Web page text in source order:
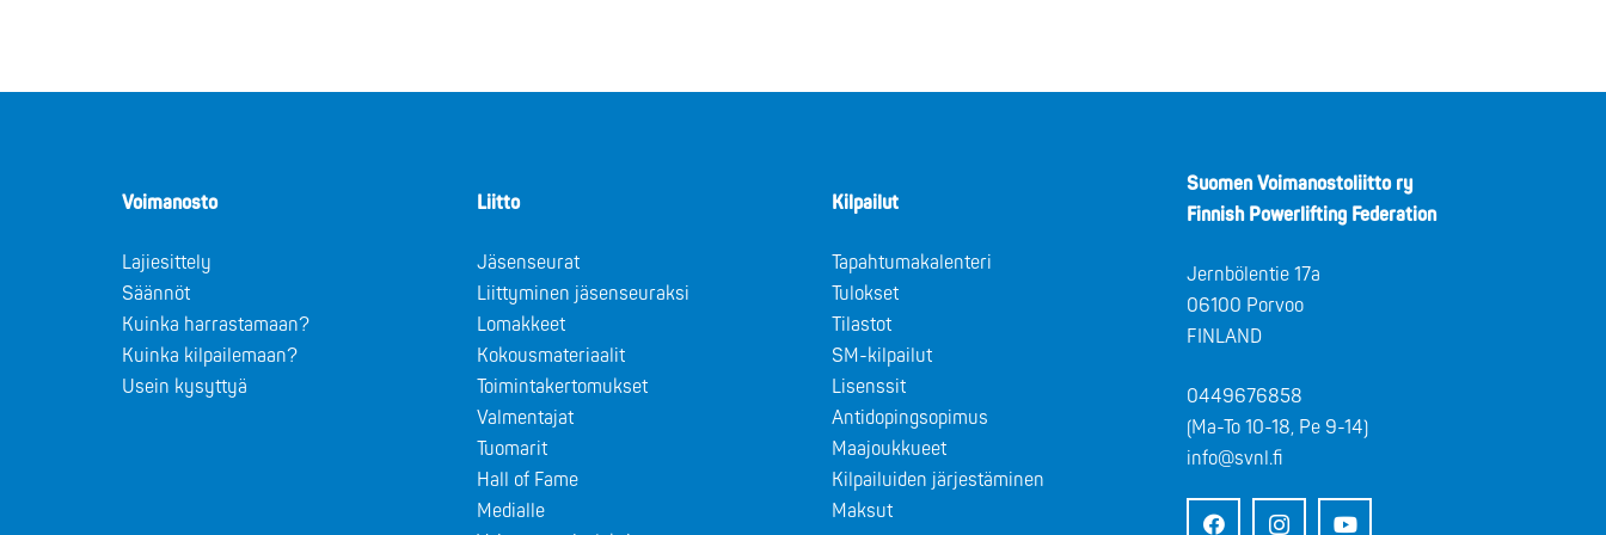
Voimanosto
Lajiesittely
Säännöt
Kuinka harrastamaan?
Kuinka kilpailemaan?
Usein kysyttyä
Liitto
Jäsenseurat
Liittyminen jäsenseuraksi
Lomakkeet
Kokousmateriaalit
Toimintakertomukset
Valmentajat
Tuomarit
Hall of Fame
Medialle
Kilpailut
Tapahtumakalenteri
Tulokset
Tilastot
SM-kilpailut
Lisenssit
Antidopingsopimus
Maajoukkueet
Kilpailuiden järjestäminen
Maksut
Suomen Voimanostoliitto ry
Finnish Powerlifting Federation
Jernbölentie 17a
06100 Porvoo
FINLAND
0449676858
(Ma-To 10-18, Pe 9-14)
info@svnl.fi